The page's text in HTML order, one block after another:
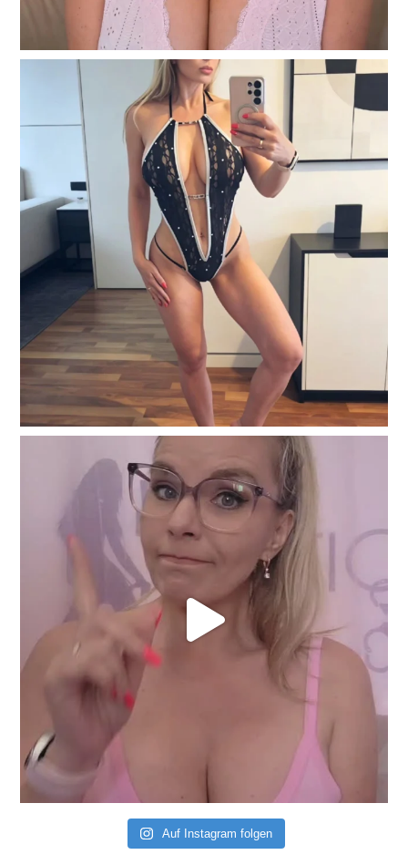
Auf Instagram folgen